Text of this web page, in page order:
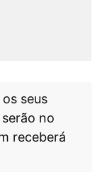
seus
no
receberá